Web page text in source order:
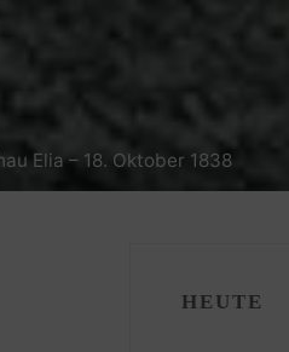
Elia – 18. Oktober 1838
HEUTE